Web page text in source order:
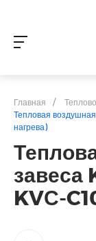
Главная /
Тепловая
нагрева)
завеса
KVС-